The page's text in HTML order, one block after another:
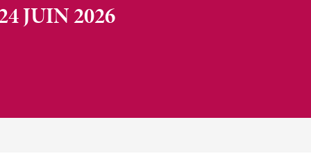
JUIN 2026